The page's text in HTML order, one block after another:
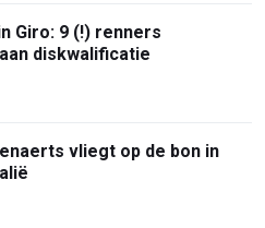
Giro: 9 (!) renners
diskwalificatie
vliegt op de bon in